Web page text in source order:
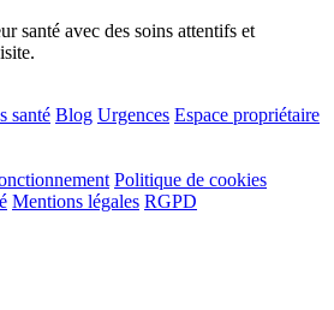
santé avec des soins attentifs et
santé Blog Urgences Espace propriétaire
Politique de cookies
Mentions légales RGPD